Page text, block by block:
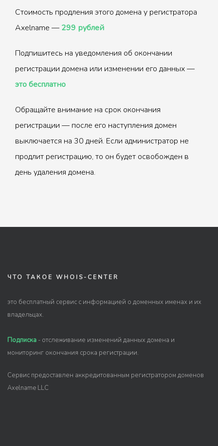
Стоимость продления этого домена у регистратора
Axelname — 299 рублей
Подпишитесь на уведомления об окончании
регистрации домена или изменении его данных —
это бесплатно
Обращайте внимание на срок окончания
регистрации — после его наступления домен
выключается на 30 дней. Если администратор не
продлит регистрацию, то он будет освобожден в
день удаления домена.
ЧТО ТАКОЕ WHOIS-CENTER
это бесплатный сервис с информацией о доменных именах и их
владельцах.
Подписка - отслеживание изменений данных домена и
мониторинг окончания срока регистрации.
Сервис предоставлен аккредитованным регистратором доменов
Axelname LLC